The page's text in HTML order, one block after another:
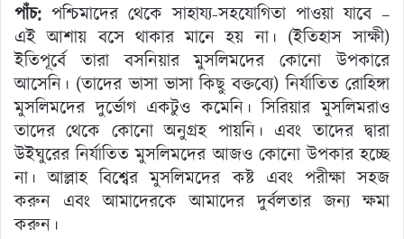
পাঁচ: পশ্চিমাদের থেকে সাহায্য-সহযোগিতা পাওয়া যাবে –
এই আশায় বসে থাকার মানে হয় না। (ইতিহাস সাক্ষী)
ইতিপূর্বে তারা বসনিয়ার মুসলিমদের কোনো উপকারে
আসেনি। (তাদের ভাসা ভাসা কিছু বক্তব্যে) নির্যাতিত রোহিঙ্গা
মুসলিমদের দুর্ভোগ একটুও কমেনি। সিরিয়ার মুসলিমরাও
তাদের থেকে কোনো অনুগ্রহ পায়নি। এবং তাদের দ্বারা
উইঘুরের নির্যাতিত মুসলিমদের আজও কোনো উপকার হচ্ছে
না। আল্লাহ বিশ্বের মুসলিমদের কষ্ট এবং পরীক্ষা সহজ
করুন এবং আমাদেরকে আমাদের দুর্বলতার জন্য ক্ষমা
করুন।